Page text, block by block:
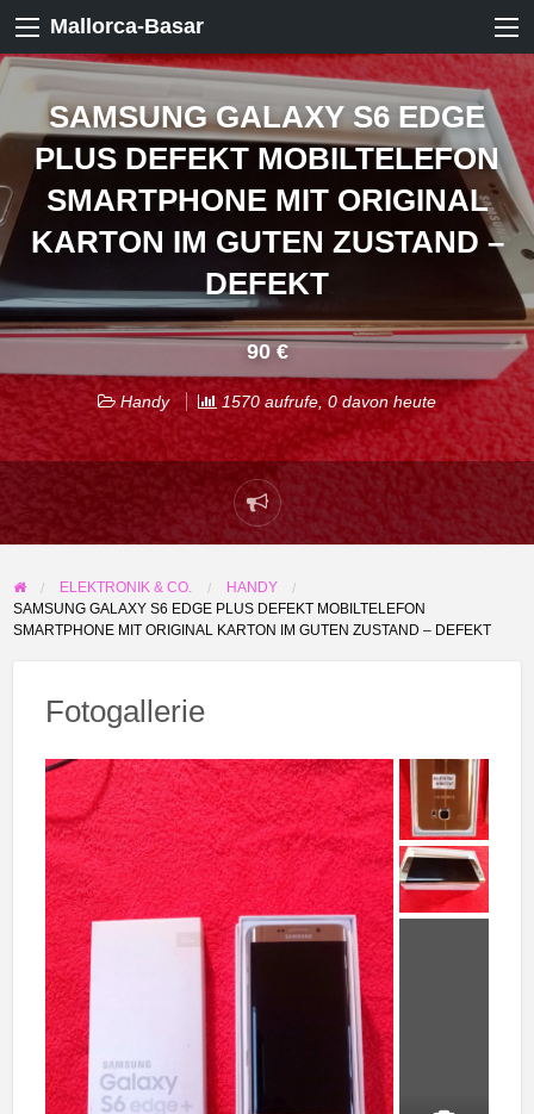
Mallorca-Basar
SAMSUNG GALAXY S6 EDGE
PLUS DEFEKT MOBILTELEFON
SMARTPHONE MIT ORIGINAL
KARTON IM GUTEN ZUSTAND –
DEFEKT
90 €
Handy 1570 aufrufe, 0 davon heute
Problem
melden
ELEKTRONIK & CO.
HANDY
SAMSUNG GALAXY S6 EDGE PLUS DEFEKT MOBILTELEFON
SMARTPHONE MIT ORIGINAL KARTON IM GUTEN ZUSTAND – DEFEKT
Fotogallerie